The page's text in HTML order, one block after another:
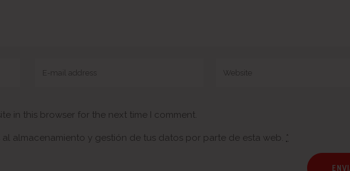
in this browser for the next time I comment.
almacenamiento y gestión de tus datos por parte de esta web. *